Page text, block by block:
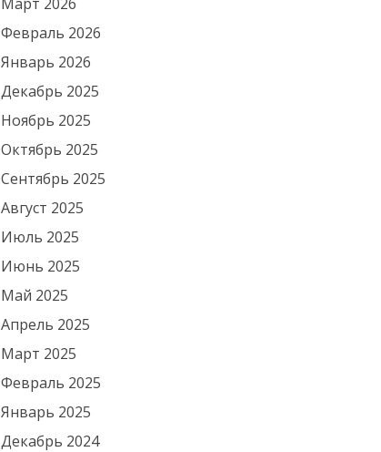
Февраль 2026
Январь 2026
Декабрь 2025
Ноябрь 2025
Октябрь 2025
Сентябрь 2025
Август 2025
Июль 2025
Июнь 2025
Май 2025
Апрель 2025
Март 2025
Февраль 2025
Январь 2025
Декабрь 2024